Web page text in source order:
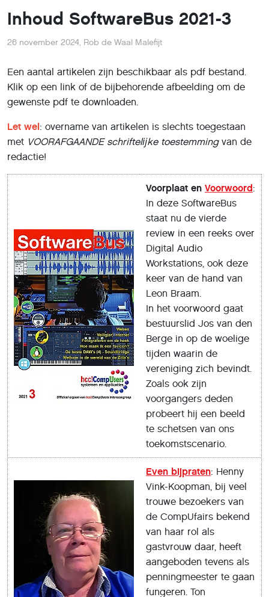
Inhoud SoftwareBus 2021-3
26 november 2024, Rob de Waal Malefijt
Een aantal artikelen zijn beschikbaar als pdf bestand.
Klik op een link of de bijbehorende afbeelding om de
gewenste pdf te downloaden.
Let wel: overname van artikelen is slechts toegestaan
met VOORAFGAANDE schriftelĳke toestemmingvan de
redactie!
Voorplaat en Voorwoord:
In deze SoftwareBus
staat nu de vierde
review in een reeks over
Digital Audio
Workstations, ook deze
keer van de hand van
Leon Braam.
In het voorwoord gaat
bestuurslid Jos van den
Berge in op de woelige
tijden waarin de
vereniging zich bevindt.
Zoals ook zijn
voorgangers deden
probeert hij een beeld
te schetsen van ons
toekomstscenario.
Even bijpraten: Henny
Vink-Koopman, bij veel
trouwe bezoekers van
de CompUfairs bekend
van haar rol als
gastvrouw daar, heeft
aangeboden tevens als
penningmeester te gaan
fungeren. Ton